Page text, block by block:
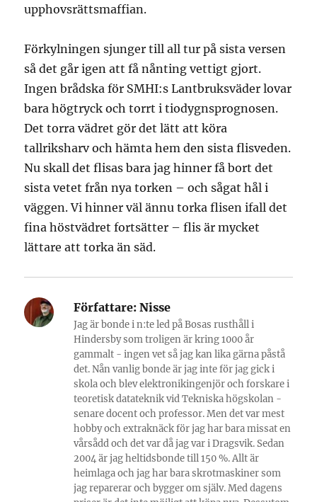
upphovsrättsmaffian.
Förkylningen sjunger till all tur på sista versen
så det går igen att få nånting vettigt gjort.
Ingen brådska för SMHI:s Lantbruksväder lovar
bara högtryck och torrt i tiodygnsprognosen.
Det torra vädret gör det lätt att köra
tallriksharv och hämta hem den sista flisveden.
Nu skall det flisas bara jag hinner få bort det
sista vetet från nya torken – och sågat hål i
väggen. Vi hinner väl ännu torka flisen ifall det
fina höstvädret fortsätter – flis är mycket
lättare att torka än säd.
Författare: Nisse
Jag är bonde i n:te led på Bosas rusthåll i
Hindersby som troligen är kring 1000 år
gammalt - ingen vet så jag kan lika gärna påstå
det. Nån vanlig bonde är jag inte för jag gick i
skola och blev elektronikingenjör och forskare i
teoretisk datateknik vid Tekniska högskolan -
senare docent och professor. Men det var mest
hobby och extraknäck för jag har bara missat en
vårsådd och det var då jag var i Dragsvik. Sedan
2004 är jag heltidsbonde till 150 %. Allt är
heimlaga och jag har bara skrotmaskiner som
jag reparerar och bygger om själv. Med dagens